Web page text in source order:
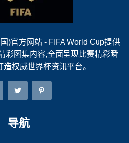
)官方网站 - FIFA World Cup提供
彩图集内容,全面呈现比赛精彩瞬
造权威世界杯资讯平台。
导航